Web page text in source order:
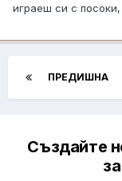
играеш си с
ПРЕДИШНА
Създайте